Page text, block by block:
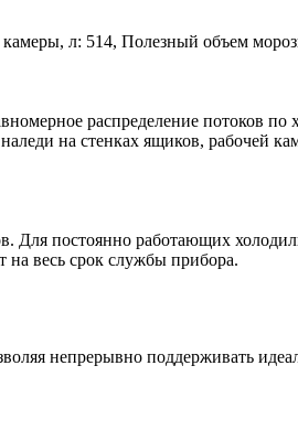
л: 514, Полезный объем
распределение потоков
на стенках ящиков, рабочей
постоянно работающих
на весь срок службы прибора.
непрерывно поддерживать